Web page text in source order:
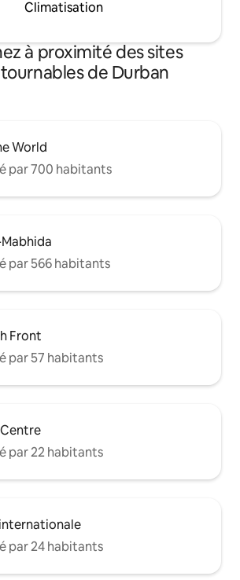
Climatisation
à proximité des sites
de Durban
World
par 700 habitants
par 566 habitants
Front
par 57 habitants
par 22 habitants
par 24 habitants